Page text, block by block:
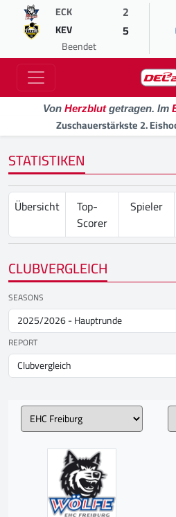
ECK 2
KEV 5
Beendet
Von Herzblutgetragen. Im
Zuschauerstärkste 2.
STATISTIKEN
Übersicht
Top-
Scorer
Spieler
CLUBVERGLEICH
SEASONS
REPORT